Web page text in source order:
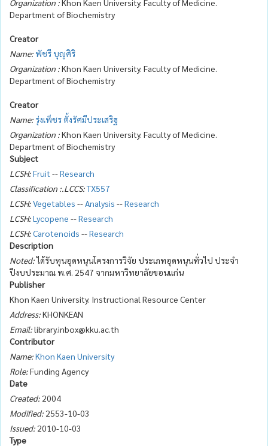
Department of Biochemistry
Creator
Name:พัชรี บุญศิริ
Organization :Khon Kaen University. Faculty of Medicine.
Department of Biochemistry
Creator
Name: รุ่งเพ็ชร ตั้งรัศมีประเสริฐ
Organization :Khon Kaen University. Faculty of Medicine.
Department of Biochemistry
Subject
LCSH:Fruit --Research
Classification :.LCCS:TX557
LCSH:Vegetables -- Analysis --Research
LCSH:Lycopene --Research
LCSH:Carotenoids --Research
Description
Noted:ได้รับทุนอุดหนุนโครงการวิจัย ประเภทอุดหนุนทั่วไป ประจำ
ปีงบประมาณ พ.ศ. 2547 จากมหาวิทยาลัยขอนแก่น
Publisher
Khon Kaen University. Instructional Resource Center
Address:KHONKEAN
Email:library.inbox@kku.ac.th
Contributor
Name:Khon Kaen University
Role:Funding Agency
Date
Created: 2004
Modified: 2553-10-03
Issued: 2010-10-03
Type